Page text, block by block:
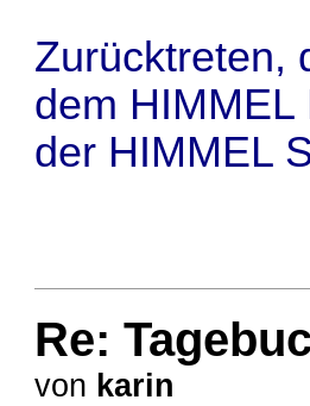
Zurücktreten,
dem
der HIMMEL
Re:
von karin